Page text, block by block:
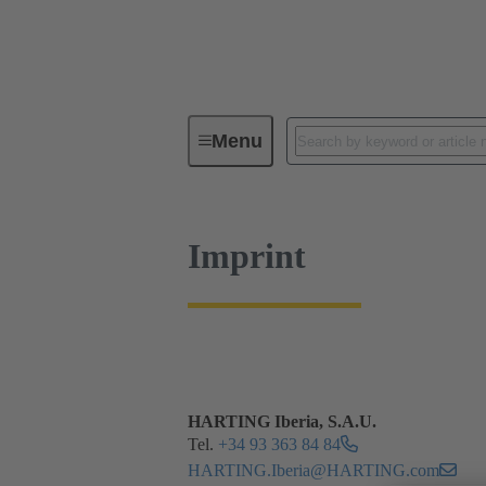
MenuImprint
Imprint
HARTING Iberia, S.A.U.
Tel. +34 93 363 84 84
HARTING.Iberia@HARTING.com